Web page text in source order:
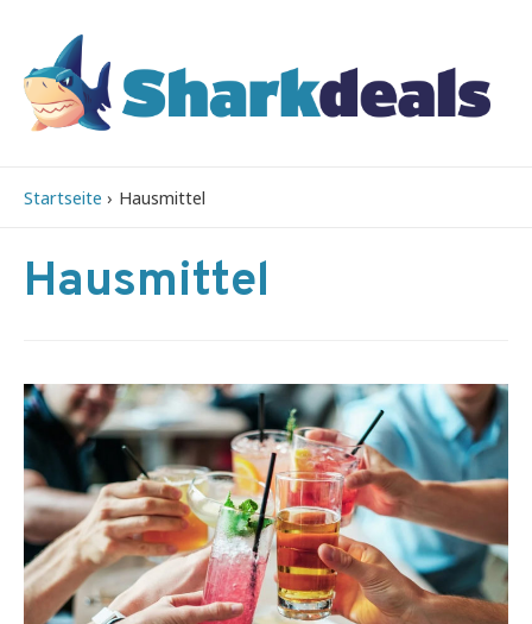
Startseite Hausmittel
Hausmittel